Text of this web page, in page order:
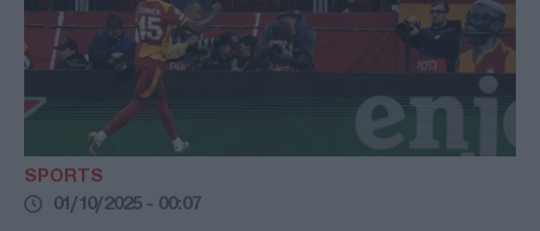
SPORTS
01/10/2025 - 00:07